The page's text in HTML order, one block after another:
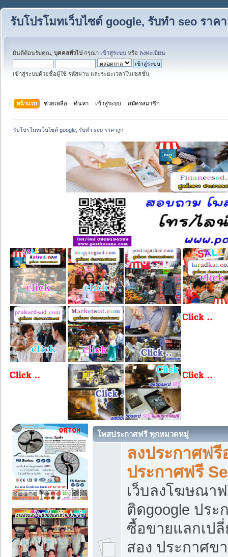
รับโปรโมทเว็บไซต์ google, รับทำ seo ราค
ยินดีต้อนรับคุณ, บุคคลทั่วไป กรุณา เข้าสู่ระบบ หรือ ลงทะเบียน
เข้าสู่ระบบด้วยชื่อผู้ใช้ รหัสผ่าน และระยะเวลาในเซสชั่น
หน้าแรก ช่วยเหลือ ค้นหา เข้าสู่ระบบ สมัครสมาชิก
รับโปรโมทเว็บไซต์ google, รับทำ seo ราคาถูก
โพสประกาศฟรี ทุกหมวดหมู่
ลงประกาศฟ
ประกาศฟรี
เว็บลงโฆษณา
ติดgoogle ปร
ซื้อขายแลกเป
สอง ประกาศข